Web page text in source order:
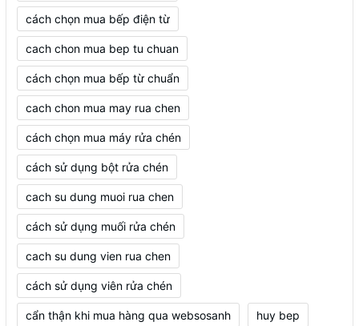
cách chọn mua bếp điện từ
cach chon mua bep tu chuan
cách chọn mua bếp từ chuẩn
cach chon mua may rua chen
cách chọn mua máy rửa chén
cách sử dụng bột rửa chén
cach su dung muoi rua chen
cách sử dụng muối rửa chén
cach su dung vien rua chen
cách sử dụng viên rửa chén
cẩn thận khi mua hàng qua websosanh huy bep